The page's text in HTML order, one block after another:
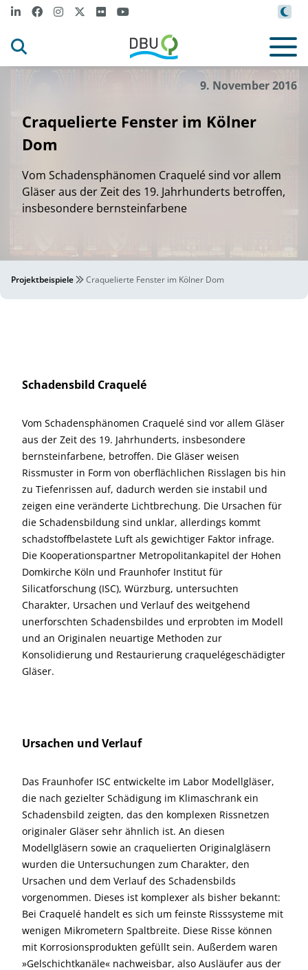
9. November 2016
Craquelierte Fenster im Kölner
Dom
Vom Schadensphänomen Craquelé sind vor allem
Gläser aus der Zeit des 19. Jahrhunderts betroffen,
insbesondere bernsteinfarbene
Projektbeispiele Craquelierte Fenster im Kölner Dom
Schadensbild Craquelé
Vom Schadensphänomen Craquelé sind vor allem Gläser
aus der Zeit des 19. Jahrhunderts, insbesondere
bernsteinfarbene, betroffen. Die Gläser weisen
Rissmuster in Form von oberflächlichen Risslagen bis hin
zu Tiefenrissen auf, dadurch werden sie instabil und
zeigen eine veränderte Lichtbrechung. Die Ursachen für
die Schadensbildung sind unklar, allerdings kommt
schadstoffbelastete Luft als gewichtiger Faktor infrage.
Die Kooperationspartner Metropolitankapitel der Hohen
Domkirche Köln und Fraunhofer Institut für
Silicatforschung (ISC), Würzburg, untersuchten
Charakter, Ursachen und Verlauf des weitgehend
unerforschten Schadensbildes und erprobten im Modell
und an Originalen neuartige Methoden zur
Konsolidierung und Restaurierung craquelégeschädigter
Gläser.
Ursachen und Verlauf
Das Fraunhofer ISC entwickelte im Labor Modellgläser,
die nach gezielter Schädigung im Klimaschrank ein
Schadensbild zeigten, das den komplexen Rissnetzen
originaler Gläser sehr ähnlich ist. An diesen
Modellgläsern sowie an craquelierten Originalgläsern
wurden die Untersuchungen zum Charakter, den
Ursachen und dem Verlauf des Schadensbilds
vorgenommen. Dieses ist komplexer als bisher bekannt:
Bei Craquelé handelt es sich um feinste Risssysteme mit
wenigen Mikrometern Spaltbreite. Diese Risse können
mit Korrosionsprodukten gefüllt sein. Außerdem waren
»Gelschichtkanäle« nachweisbar, also Ausläufer aus der